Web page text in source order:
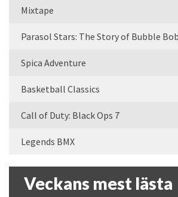
Mixtape
Parasol Stars: The Story of Bubble
Spica Adventure
Basketball Classics
Call of Duty: Black Ops 7
Legends BMX
Veckans mest lästa